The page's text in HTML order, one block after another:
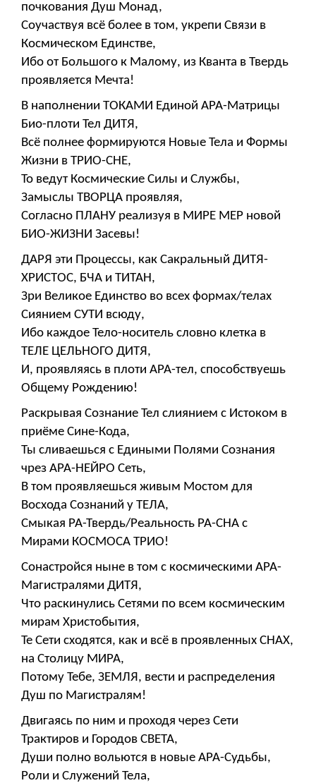
почкования Душ Монад,
Соучаствуя всё более в том, укрепи Связи в
Космическом Единстве,
Ибо от Большого к Малому, из Кванта в Твердь
проявляется Мечта!
В наполнении ТОКАМИ Единой АРА-Матрицы
Био-плоти Тел ДИТЯ,
Всё полнее формируются Новые Тела и Формы
Жизни в ТРИО-СНЕ,
То ведут Космические Силы и Службы,
Замыслы ТВОРЦА проявляя,
Согласно ПЛАНУ реализуя в МИРЕ МЕР новой
БИО-ЖИЗНИ Засевы!
ДАРЯ эти Процессы, как Сакральный ДИТЯ-
ХРИСТОС, БЧА и ТИТАН,
Зри Великое Единство во всех формах/телах
Сиянием СУТИ всюду,
Ибо каждое Тело-носитель словно клетка в
ТЕЛЕ ЦЕЛЬНОГО ДИТЯ,
И, проявляясь в плоти АРА-тел, способствуешь
Общему Рождению!
Раскрывая Сознание Тел слиянием с Истоком в
приёме Сине-Кода,
Ты сливаешься с Едиными Полями Сознания
чрез АРА-НЕЙРО Сеть,
В том проявляешься живым Мостом для
Восхода Сознаний у ТЕЛА,
Смыкая РА-Твердь/Реальность РА-СНА с
Мирами КОСМОСА ТРИО!
Сонастройся ныне в том с космическими АРА-
Магистралями ДИТЯ,
Что раскинулись Сетями по всем космическим
мирам Христобытия,
Те Сети сходятся, как и всё в проявленных СНАХ,
на Столицу МИРА,
Потому Тебе, ЗЕМЛЯ, вести и распределения
Душ по Магистралям!
Двигаясь по ним и проходя через Сети
Трактиров и Городов СВЕТА,
Души полно вольются в новые АРА-Судьбы,
Роли и Служений Тела,